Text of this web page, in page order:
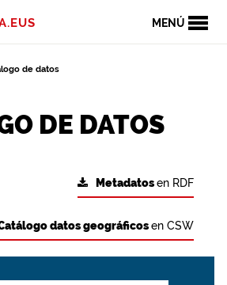
MENÚ
de datos
DE DATOS
Metadatosen RDF
datos geográficosen CSW